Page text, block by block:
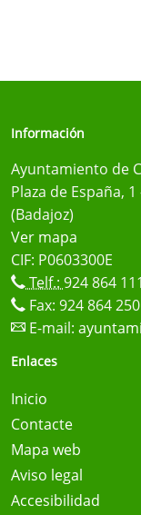
Información
Ayuntamiento de
Plaza de España,
(Badajoz)
Ver mapa
CIF: P0603300E
Telf.: 924 864 111
Fax: 924 864 250
E-mail:
Enlaces
Inicio
Contacte
Mapa web
Aviso legal
Accesibilidad